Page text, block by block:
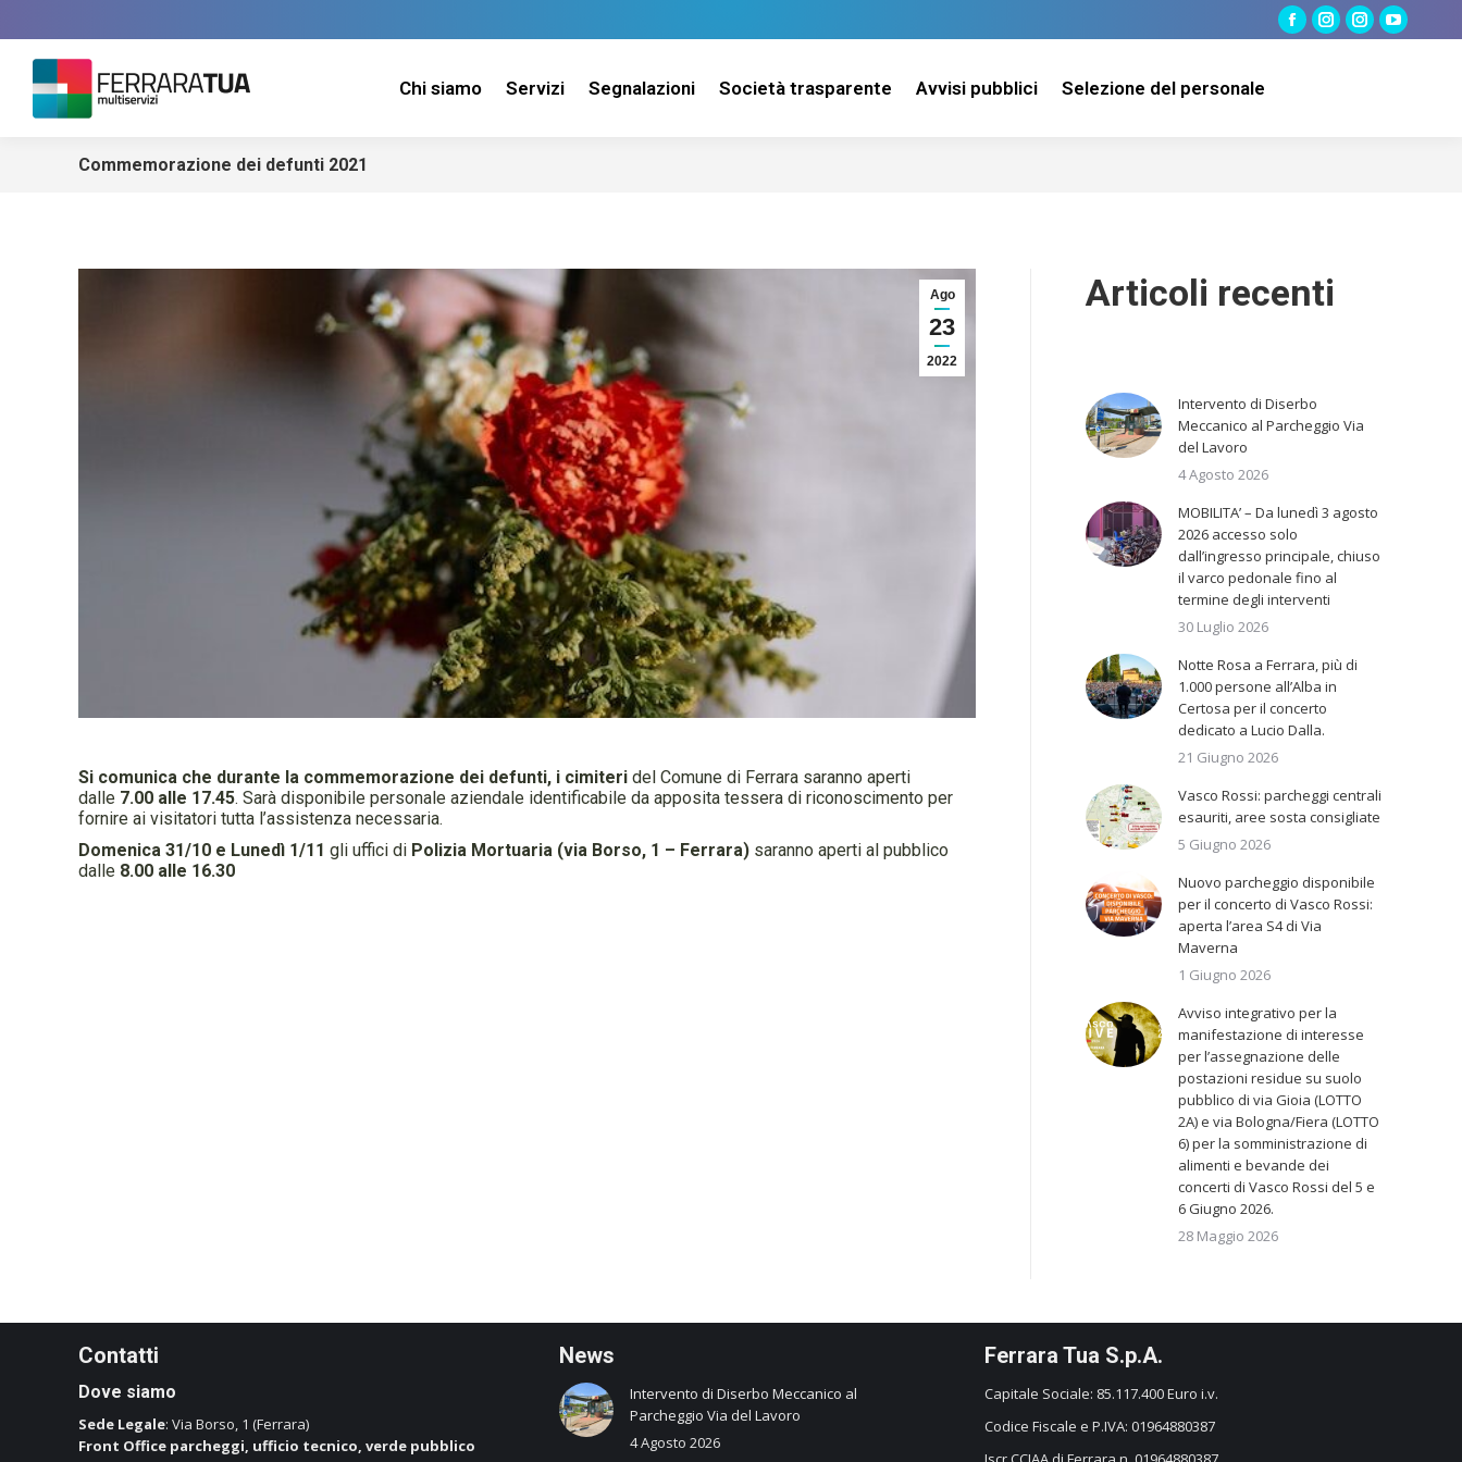
Facebook
Instagram
Instagram
YouTube
Chi siamo Servizi Segnalazioni Società trasparente Avvisi pubblici Selezione del personale
Commemorazione dei defunti 2021
Ago
23
2022
Si comunica che durante la commemorazione dei defunti, i cimiteri del Comune di Ferrara saranno aperti
dalle 7.00 alle 17.45. Sarà disponibile personale aziendale identificabile da apposita tessera di riconoscimento per
fornire ai visitatori tutta l’assistenza necessaria.
Domenica 31/10 e Lunedì 1/11 gli uffici di Polizia Mortuaria (via Borso, 1 – Ferrara) saranno aperti al pubblico
dalle 8.00 alle 16.30
Articoli recenti
Intervento di Diserbo
Meccanico al Parcheggio Via
del Lavoro
4 Agosto 2026
MOBILITA’ – Da lunedì 3 agosto
2026 accesso solo
dall’ingresso principale, chiuso
il varco pedonale fino al
termine degli interventi
30 Luglio 2026
Notte Rosa a Ferrara, più di
1.000 persone all’Alba in
Certosa per il concerto
dedicato a Lucio Dalla.
21 Giugno 2026
Vasco Rossi: parcheggi centrali
esauriti, aree sosta consigliate
5 Giugno 2026
Nuovo parcheggio disponibile
per il concerto di Vasco Rossi:
aperta l’area S4 di Via
Maverna
1 Giugno 2026
Avviso integrativo per la
manifestazione di interesse
per l’assegnazione delle
postazioni residue su suolo
pubblico di via Gioia (LOTTO
2A) e via Bologna/Fiera (LOTTO
6) per la somministrazione di
alimenti e bevande dei
concerti di Vasco Rossi del 5 e
6 Giugno 2026.
28 Maggio 2026
Contatti
Dove siamo
Sede Legale: Via Borso, 1 (Ferrara)
Front Office parcheggi, ufficio tecnico, verde pubblico
News
Intervento di Diserbo Meccanico al
Parcheggio Via del Lavoro
4 Agosto 2026
Ferrara Tua S.p.A.
Capitale Sociale: 85.117.400 Euro i.v.
Codice Fiscale e P.IVA: 01964880387